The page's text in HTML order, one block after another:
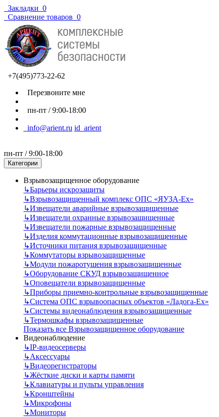
Закладки 0
Сравнение товаров 0
+7(495)773-22-62
Перезвоните мне
пн-пт / 9:00-18:00
info@arient.ru id_arient
пн-пт / 9:00-18:00
Категории
Взрывозащищенное оборудование
↳Барьеры искрозащиты
↳Взрывозащищенный комплекс ОПС «ЯУЗА-Ех»
↳Извещатели аварийные взрывозащищенные
↳Извещатели охранные взрывозащищенные
↳Извещатели пожарные взрывозащищенные
↳Изделия коммутационные взрывозащищенные
↳Источники питания взрывозащищенные
↳Коммутаторы взрывозащищенные
↳Модули пожаротушения взрывозащищенные
↳Оборудование СКУД взрывозащищенное
↳Оповещатели взрывозащищенные
↳Приборы приемно-контрольные взрывозащищенные
↳Система ОПС взрывоопасных объектов «Ладога-Ex»
↳Системы видеонаблюдения взрывозащищенные
↳Термошкафы взрывозащищенные
Показать все Взрывозащищенное оборудование
Видеонаблюдение
↳IP-видеосерверы
↳Аксессуары
↳Видеорегистраторы
↳Жёсткие диски и карты памяти
↳Клавиатуры и пульты управления
↳Кронштейны
↳Микрофоны
↳Мониторы